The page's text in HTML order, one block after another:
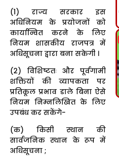
(1) राज्य सरकार इस
अधिनियम के प्रयोजनों को
कार्यान्वित करने के लिए
नियम शासकीय राजपत्र में
अधिसूचना द्वारा बना सकेगी ।
(2) विशिष्टतः और पूर्वगामी
शक्तियों की व्यापकता पर
प्रतिकूल प्रभाव डाले बिना ऐसे
नियम निम्नलिखित के लिए
उपबंध कर सकेंगे-
(क) किसी स्थान की
सार्वजनिक स्थान के रूप में
अधिसूचना ;